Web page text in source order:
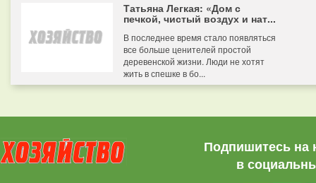
Татьяна Легкая: «Дом с
печкой, чистый воздух и нат...
В последнее время стало появляться
все больше ценителей простой
деревенской жизни. Люди не хотят
жить в спешке в бо...
Подпишитесь на
в